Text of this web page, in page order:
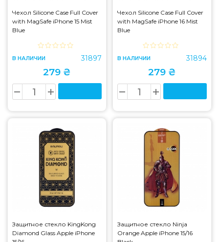
Чехол Silicone Case Full Cover
with MagSafe iPhone 15 Mist
Blue
В НАЛИЧИИ 31897
279 ₴
Чехол Silicone Case Full Cover
with MagSafe iPhone 16 Mist
Blue
В НАЛИЧИИ 31894
279 ₴
Защитное стекло KingKong
Diamond Glass Apple iPhone
Защитное стекло Ninja
Orange Apple iPhone 15/16